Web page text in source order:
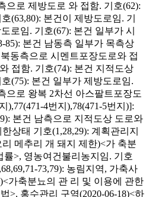
으로 제방도로 와 접함. 기호(62):
(63,80): 본건이 제방도로임. 기
로임. 기호(67): 본건 일부가 시
85): 본건 남동측 일부가 목측상
동측으로 시멘트포장도로와 접
접함. 기호(74): 본건 지적도상
(75): 본건 일부가 제방도로임.
으로 왕복 2차선 아스팔트포장도
),77(471-4번지),78(471-5번지)]:
본건 남측으로 지적도상 도로와
상태 기호(1,28,29): 계획관리지
메추리 개 돼지 제한)<가 축분
률>, 영농여건불리농지임. 기호
73,79): 농림지역, 가축사
가축분뇨의 관 리 및 이용에 관한
>, 홍수관리 구역(2020-06-18)<하